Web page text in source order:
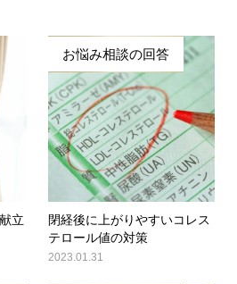
立
お悩み相談の回答
閉経後に上がりやすいコレス
テロール値の対策
2023.01.31